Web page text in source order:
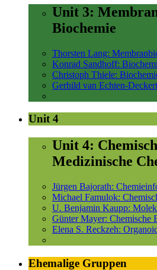
Unit 3:
Biochemie
Thorsten Lang:
Konrad Sandhoff:
Christoph Thiele:
Gerhild van Echten-
Unit 4
Unit 4:
Medizinische
Jürgen Bajorath:
Michael Famulok:
U. Benjamin Kaupp:
Günter Mayer: Chemische
Elena S. Reckzeh:
Ehemalige Gruppen